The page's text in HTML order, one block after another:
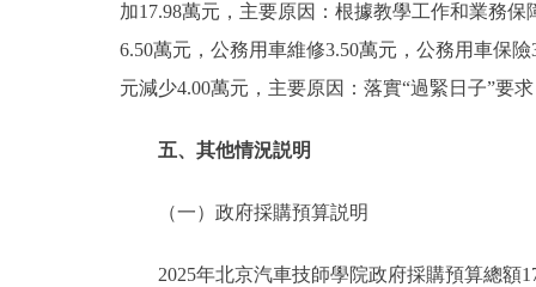
加17.98萬元，主要原因：根據教學工作和業務
6.50萬元，公務用車維修3.50萬元，公務用車保
元減少4.00萬元，主要原因：落實“過緊日子”要
五、其他情況説明
（一）政府採購預算説明
2025年北京汽車技師學院政府採購預算總額